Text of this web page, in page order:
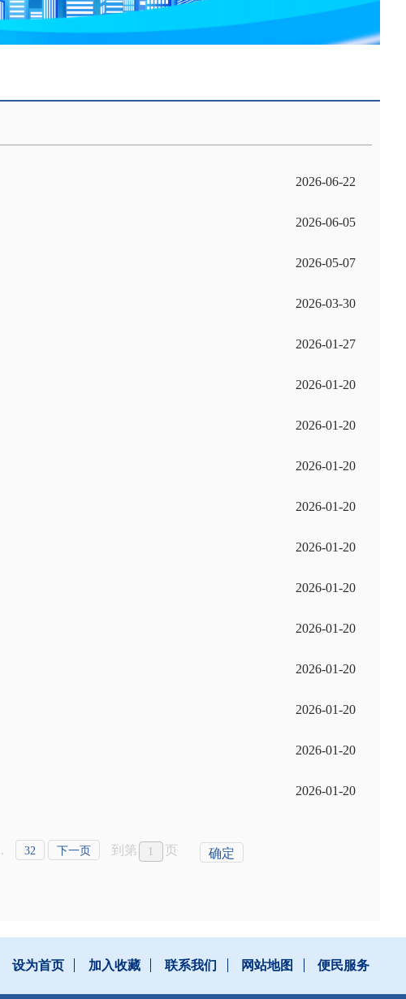
2026-06-22
2026-06-05
2026-05-07
2026-03-30
2026-01-27
2026-01-20
2026-01-20
2026-01-20
2026-01-20
2026-01-20
2026-01-20
2026-01-20
2026-01-20
2026-01-20
2026-01-20
2026-01-20
32 下一页 到第 页 确定
设为首页 加入收藏 联系我们 网站地图 便民服务